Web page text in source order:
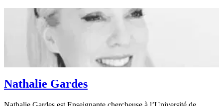
Nathalie Gardes